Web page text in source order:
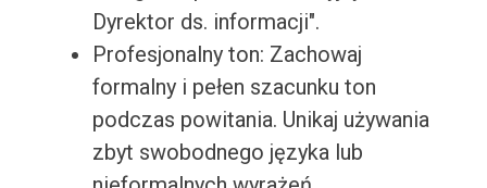
Dyrektor ds. informacji".
Profesjonalny ton: Zachowaj
formalny i pełen szacunku ton
podczas powitania. Unikaj używania
zbyt swobodnego języka lub